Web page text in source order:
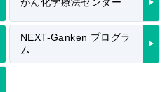
NEXT-Ganken プログラ
ム